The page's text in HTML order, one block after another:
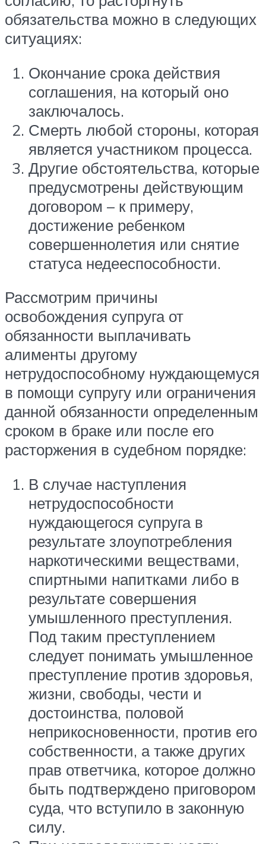
обязательства можно в следующих
ситуациях:
Окончание срока действия
соглашения, на который оно
заключалось.
Смерть любой стороны, которая
является участником процесса.
Другие обстоятельства, которые
предусмотрены действующим
договором – к примеру,
достижение ребенком
совершеннолетия или снятие
статуса недееспособности.
Рассмотрим причины
освобождения супруга от
обязанности выплачивать
алименты другому
нетрудоспособному нуждающемуся
в помощи супругу или ограничения
данной обязанности определенным
сроком в браке или после его
расторжения в судебном порядке:
В случае наступления
нетрудоспособности
нуждающегося супруга в
результате злоупотребления
наркотическими веществами,
спиртными напитками либо в
результате совершения
умышленного преступления.
Под таким преступлением
следует понимать умышленное
преступление против здоровья,
жизни, свободы, чести и
достоинства, половой
неприкосновенности, против его
собственности, а также других
прав ответчика, которое должно
быть подтверждено приговором
суда, что вступило в законную
силу.